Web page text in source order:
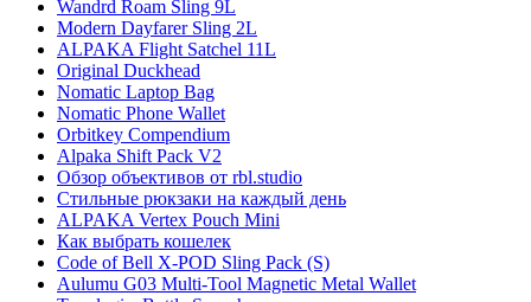
Wandrd Roam Sling 9L
Modern Dayfarer Sling 2L
ALPAKA Flight Satchel 11L
Original Duckhead
Nomatic Laptop Bag
Nomatic Phone Wallet
Orbitkey Compendium
Alpaka Shift Pack V2
Обзор объективов от rbl.studio
Стильные рюкзаки на каждый день
ALPAKA Vertex Pouch Mini
Как выбрать кошелек
Code of Bell X-POD Sling Pack (S)
Aulumu G03 Multi-Tool Magnetic Metal Wallet